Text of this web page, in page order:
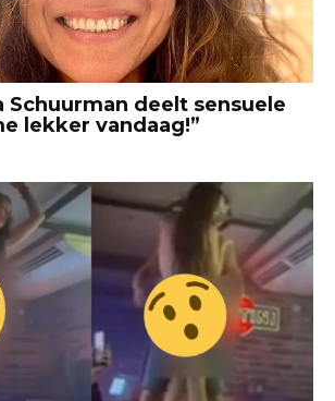
Schuurman deelt sensuele
lekker vandaag!”